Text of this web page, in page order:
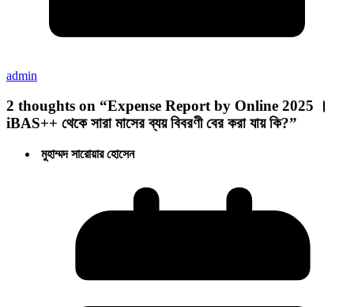
admin
2 thoughts on “Expense Report by Online 2025 ।
iBAS++ থেকে সারা মাসের ব্যয় বিবরণী বের করা যায় কি?”
মুহাম্মদ সারোয়ার হোসেন